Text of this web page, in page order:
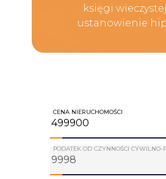
księgi
ustanowienie
CENA NIERUCHOMOŚCI
PODATEK OD CZYNNOŚCI CYWILNO-